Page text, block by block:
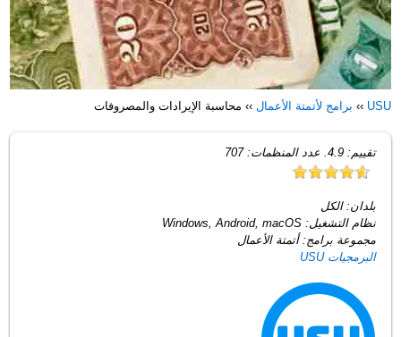
USU
›› برامج لأتمتة الأعمال ›› محاسبة الإيرادات والمصروفات
تقييم:4.9 . عدد المنظمات:707
بلدان:الكل
نظام التشغيل:Windows, Android, macOS
مجموعة برامج:أتمتة الأعمال
البرمجيات USU